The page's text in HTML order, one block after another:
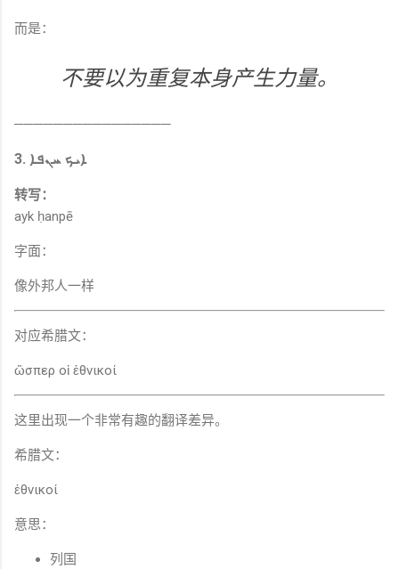
而是：
不要以为重复本身产生力量。
────────────────
3. ܐܝܟ ܚܢܦܐ
转写：
ayk ḥanpē
字面：
像外邦人一样
对应希腊文：
ὥσπερ οἱ ἐθνικοί
这里出现一个非常有趣的翻译差异。
希腊文：
ἐθνικοί
意思：
列国